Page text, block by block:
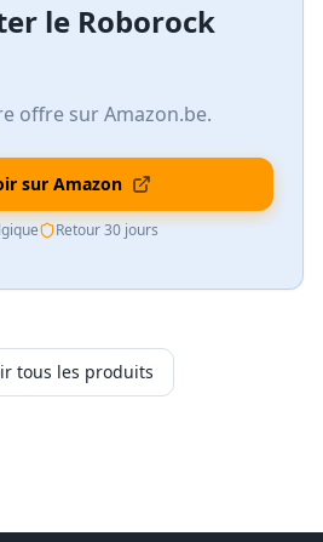
le Roborock
offre sur Amazon.be.
sur Amazon
Retour 30 jours
tous les produits